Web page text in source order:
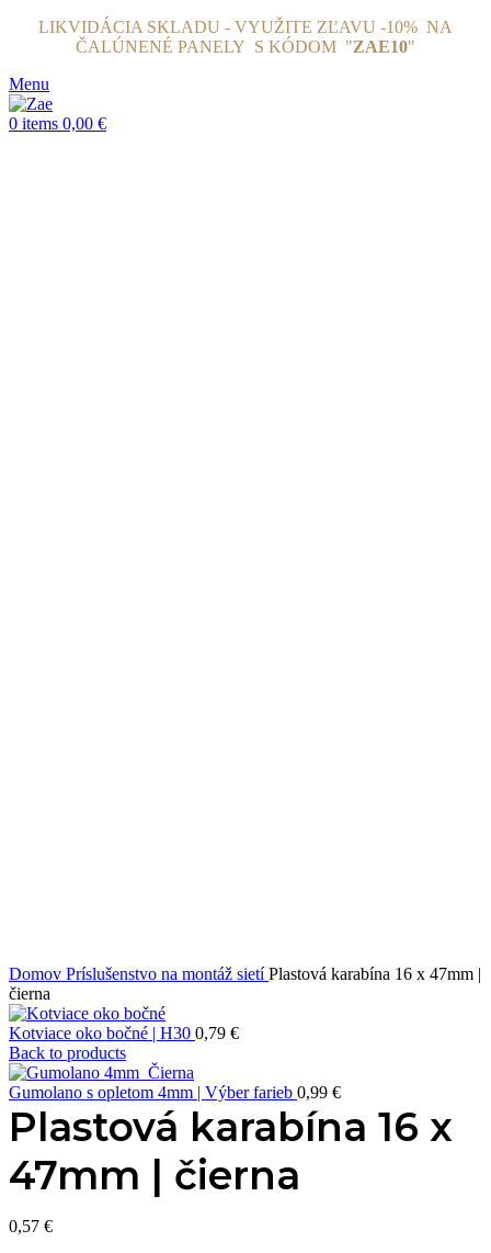
LIKVIDÁCIA SKLADU - VYUŽITE ZĽAVU -10% NA
ČALÚNENÉ PANELY S KÓDOM "ZAE10"
Menu
0 items 0,00 €
Domov Príslušenstvo na montáž sietíPlastová karabína 16 x 47mm |
čierna
Kotviace oko bočné | H30 0,79 €
Back to products
Gumolano s opletom 4mm | Výber farieb 0,99 €
Plastová karabína 16 x
47mm | čierna
0,57 €